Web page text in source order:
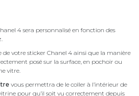
4 sera personnalisé en fonction des
de votre sticker Chanel 4 ainsi que la manière
posé sur la surface, en pochoir ou
vitre.
vous permettra de le coller à l’intérieur de
pour qu’il soit vu correctement depuis